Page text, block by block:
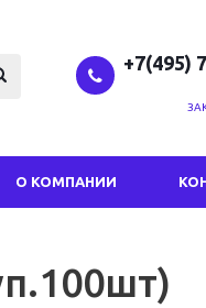
+7(495)
О КОМПАНИИ